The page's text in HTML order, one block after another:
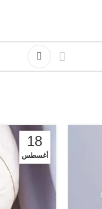
18
أغسطس